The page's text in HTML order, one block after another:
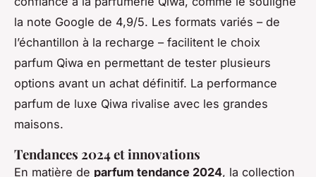
la note Google de 4,9/5. Les formats variés – de
l’échantillon à la recharge – facilitent le choix
parfum Qiwa en permettant de tester plusieurs
options avant un achat définitif. La performance
parfum de luxe Qiwa rivalise avec les grandes
maisons.
Tendances 2024 et innovations
En matière de parfum tendance 2024, la collection